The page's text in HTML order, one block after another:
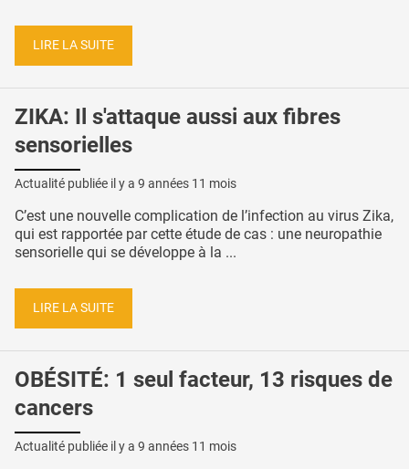
LIRE LA SUITE
ZIKA: Il s'attaque aussi aux fibres
sensorielles
Actualité publiée il y a 9 années 11 mois
C’est une nouvelle complication de l’infection au virus Zika,
qui est rapportée par cette étude de cas : une neuropathie
sensorielle qui se développe à la ...
LIRE LA SUITE
OBÉSITÉ: 1 seul facteur, 13 risques de
cancers
Actualité publiée il y a 9 années 11 mois